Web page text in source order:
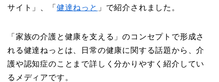
サイト」、「 健達ねっと 」で紹介されました。
「家族の介護と健康を支える」のコンセプトで形成さ
れる健達ねっとは、日常の健康に関する話題から、介
護や認知症のことまで詳しく分かりやすく紹介してい
るメディアです。